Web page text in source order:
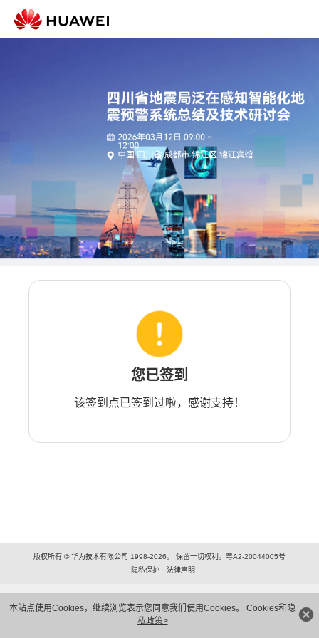
本站点使用Cookies，继续浏览表示您同意我们使用Cookies。 Cookies和隐
私政策>
您已签到
该签到点已签到过啦，感谢支持！
版权所有 © 华为技术有限公司 1998-2026。 保留一切权利。粤A2-20044005号
隐私保护
法律声明